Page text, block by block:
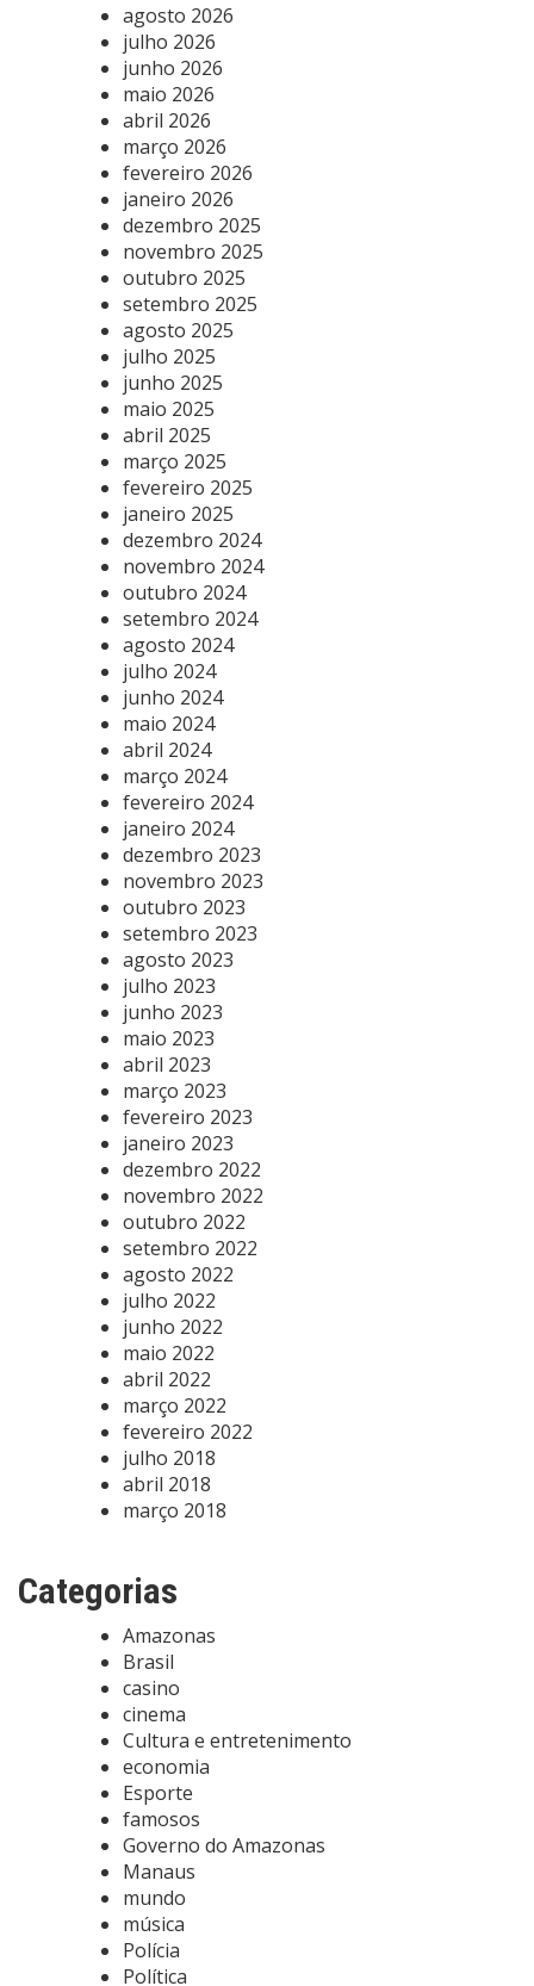
agosto 2026
julho 2026
junho 2026
maio 2026
abril 2026
março 2026
fevereiro 2026
janeiro 2026
dezembro 2025
novembro 2025
outubro 2025
setembro 2025
agosto 2025
julho 2025
junho 2025
maio 2025
abril 2025
março 2025
fevereiro 2025
janeiro 2025
dezembro 2024
novembro 2024
outubro 2024
setembro 2024
agosto 2024
julho 2024
junho 2024
maio 2024
abril 2024
março 2024
fevereiro 2024
janeiro 2024
dezembro 2023
novembro 2023
outubro 2023
setembro 2023
agosto 2023
julho 2023
junho 2023
maio 2023
abril 2023
março 2023
fevereiro 2023
janeiro 2023
dezembro 2022
novembro 2022
outubro 2022
setembro 2022
agosto 2022
julho 2022
junho 2022
maio 2022
abril 2022
março 2022
fevereiro 2022
julho 2018
abril 2018
março 2018
Categorias
Amazonas
Brasil
casino
cinema
Cultura e entretenimento
economia
Esporte
famosos
Governo do Amazonas
Manaus
mundo
música
Polícia
Política